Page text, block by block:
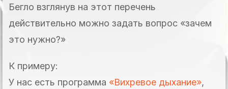
Бегло взглянув на этот перечень
действительно можно задать вопрос «зачем
это нужно?»
К примеру:
У нас есть программа «Вихревое дыхание»,